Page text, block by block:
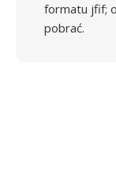
formatu jfif;
pobrać.